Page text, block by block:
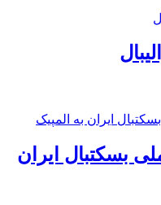
بسکتبال ایران